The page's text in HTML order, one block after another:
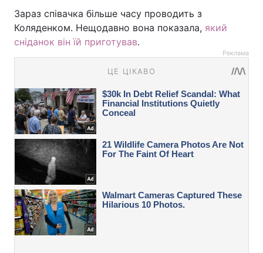
Зараз співачка більше часу проводить з
Коляденком. Нещодавно вона показала, який
сніданок він їй приготував.
Реклама